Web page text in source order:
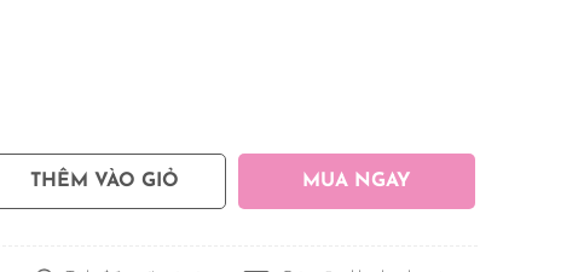
THÊM VÀO GIỎ MUA NGAY